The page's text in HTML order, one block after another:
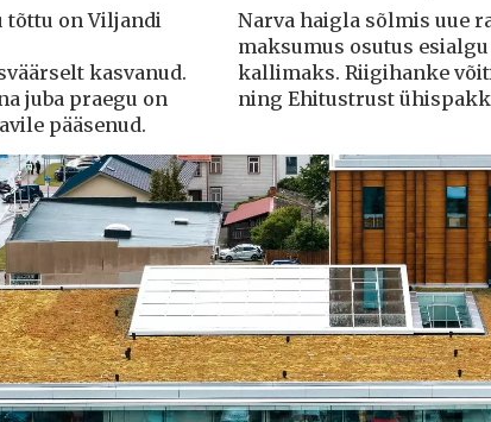
tõttu on Viljandi
kasvanud.
juba praegu on
pääsenud.
Narva haigla sõlmis uue
maksumus osutus
kallimaks. Riigihanke
ning Ehitustrust